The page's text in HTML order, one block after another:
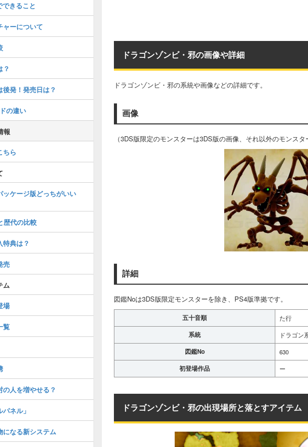
ドラゴンゾンビ・邪の画像や詳細
ドラゴンゾンビ・邪の系統や画像などの詳細です。
画像
（3DS版限定のモンスターは3DS版の画像、それ以外のモンス
詳細
図鑑Noは3DS版限定モンスターを除き、PS4版準拠です。
五十音順 た行
系統 ドラゴン
図鑑No 630
初登場作品 ー
ドラゴンゾンビ・邪の出現場所と落とすアイテム
きること
ャーについて
？
発！発売日は？
の違い
報
ちら
ッケージ版どっちがいい
歴代の比較
典は？
売
ム
場
覧
人を増やせる？
ネル」
になる新システム